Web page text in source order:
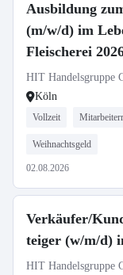
Ausbildung
(m/w/d) im
Fleischerei
HIT Handelsgruppe
Köln
Vollzeit
Weihnachtsgeld
02.08.2026
Verkäufer/
teiger (w/m/d)
HIT Handelsgruppe